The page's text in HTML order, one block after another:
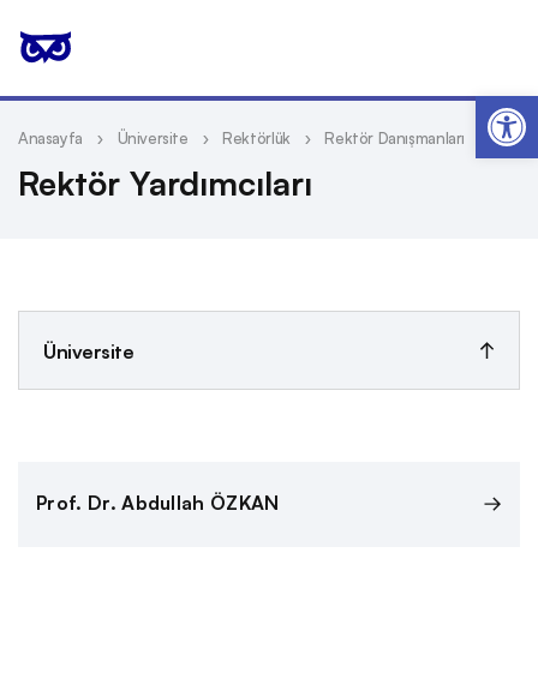
Anasayfa Üniversite Rektörlük Rektör Danışmanları
Rektör Yardımcıları
Üniversite
Kurum Tarihi
Prof. Dr. Abdullah ÖZKAN